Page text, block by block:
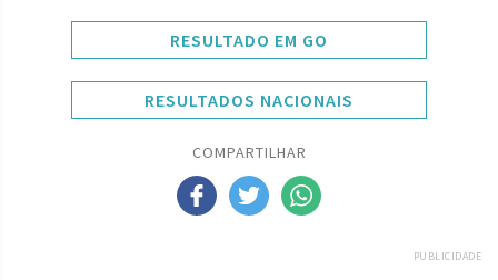
RESULTADO EM GO
RESULTADOS NACIONAIS
COMPARTILHAR
PUBLICIDADE